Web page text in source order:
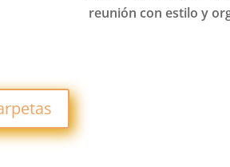
reunión con estilo y